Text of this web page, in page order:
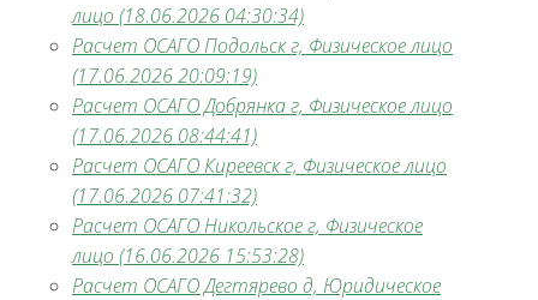
лицо (18.06.2026 04:30:34)
Расчет ОСАГО Подольск г, Физическое лицо
(17.06.2026 20:09:19)
Расчет ОСАГО Добрянка г, Физическое лицо
(17.06.2026 08:44:41)
Расчет ОСАГО Киреевск г, Физическое лицо
(17.06.2026 07:41:32)
Расчет ОСАГО Никольское г, Физическое
лицо (16.06.2026 15:53:28)
Расчет ОСАГО Дегтярево д, Юридическое